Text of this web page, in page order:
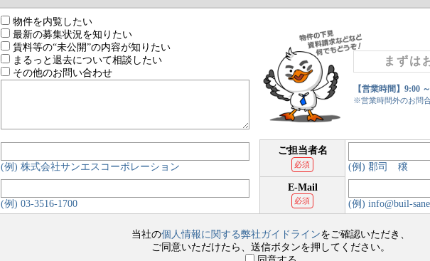
物件を内覧したい
最新の募集状況を知りたい
賃料等の“未公開”の内容が知りたい
まるっと退去について相談したい
その他のお問い合わせ
まずは
【営業時間】9:00
※営業時間外のお問
(例) 株式会社サンエスコーポレーション
ご担当者名
必須
(例) 郡司 穣
(例) 03-3516-1700
E-Mail
必須 (例) info@buil-
当社の個人情報に関する弊社ガイドラインをご確認いただき、
ご同意いただけたら、送信ボタンを押してください。